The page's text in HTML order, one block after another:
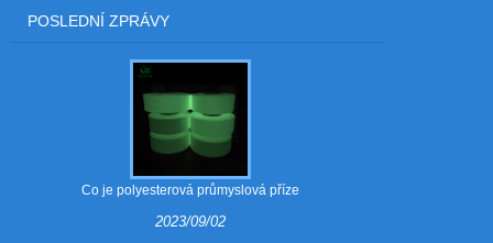
POSLEDNÍ ZPRÁVY
Co je polyesterová průmyslová příze
2023/09/02